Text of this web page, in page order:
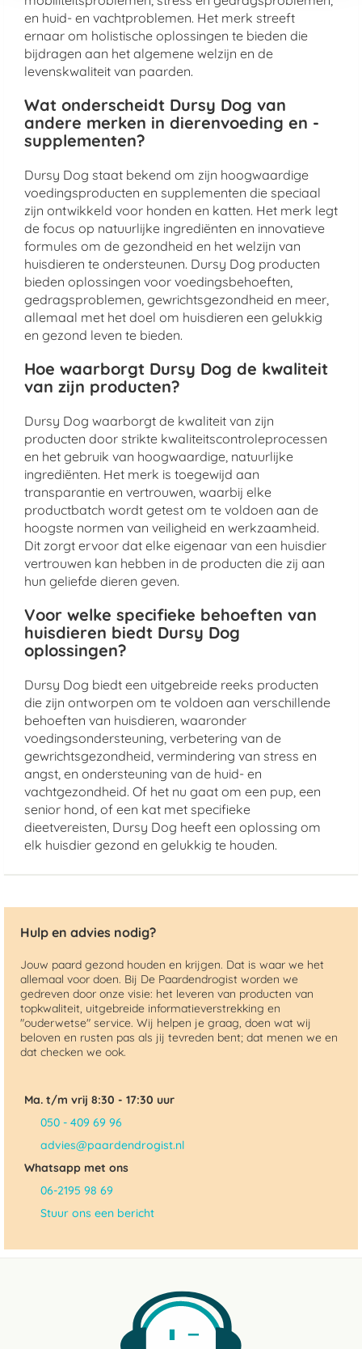
en huid- en vachtproblemen. Het merk streeft
ernaar om holistische oplossingen te bieden die
bijdragen aan het algemene welzijn en de
levenskwaliteit van paarden.
Wat onderscheidt Dursy Dog van
andere merken in dierenvoeding en -
supplementen?
Dursy Dog staat bekend om zijn hoogwaardige
voedingsproducten en supplementen die speciaal
zijn ontwikkeld voor honden en katten. Het merk legt
de focus op natuurlijke ingrediënten en innovatieve
formules om de gezondheid en het welzijn van
huisdieren te ondersteunen. Dursy Dog producten
bieden oplossingen voor voedingsbehoeften,
gedragsproblemen, gewrichtsgezondheid en meer,
allemaal met het doel om huisdieren een gelukkig
en gezond leven te bieden.
Hoe waarborgt Dursy Dog de kwaliteit
van zijn producten?
Dursy Dog waarborgt de kwaliteit van zijn
producten door strikte kwaliteitscontroleprocessen
en het gebruik van hoogwaardige, natuurlijke
ingrediënten. Het merk is toegewijd aan
transparantie en vertrouwen, waarbij elke
productbatch wordt getest om te voldoen aan de
hoogste normen van veiligheid en werkzaamheid.
Dit zorgt ervoor dat elke eigenaar van een huisdier
vertrouwen kan hebben in de producten die zij aan
hun geliefde dieren geven.
Voor welke specifieke behoeften van
huisdieren biedt Dursy Dog
oplossingen?
Dursy Dog biedt een uitgebreide reeks producten
die zijn ontworpen om te voldoen aan verschillende
behoeften van huisdieren, waaronder
voedingsondersteuning, verbetering van de
gewrichtsgezondheid, vermindering van stress en
angst, en ondersteuning van de huid- en
vachtgezondheid. Of het nu gaat om een pup, een
senior hond, of een kat met specifieke
dieetvereisten, Dursy Dog heeft een oplossing om
elk huisdier gezond en gelukkig te houden.
Hulp en advies nodig?
Jouw paard gezond houden en krijgen. Dat is waar we het
allemaal voor doen. Bij De Paardendrogist worden we
gedreven door onze visie: het leveren van producten van
topkwaliteit, uitgebreide informatieverstrekking en
"ouderwetse" service. Wij helpen je graag, doen wat wij
beloven en rusten pas als jij tevreden bent; dat menen we en
dat checken we ook.
Ma. t/m vrij 8:30 - 17:30 uur
050 - 409 69 96
advies@paardendrogist.nl
Whatsapp met ons
06-2195 98 69
Stuur ons een bericht